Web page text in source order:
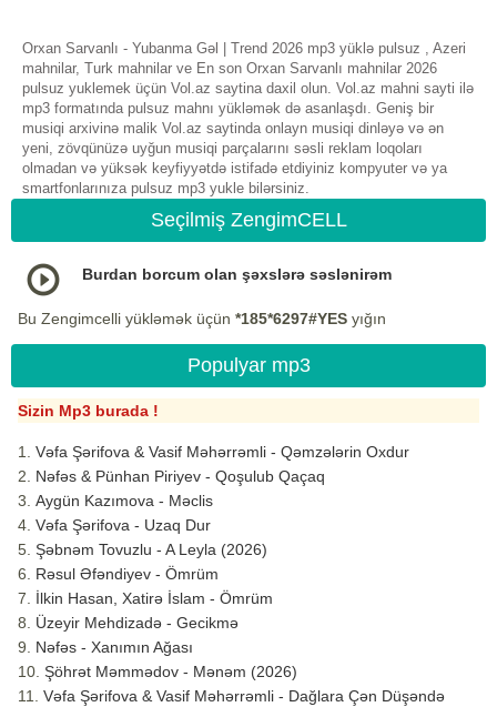
Orxan Sarvanlı - Yubanma Gəl | Trend 2026 mp3 yüklə pulsuz , Azeri
mahnilar, Turk mahnilar ve En son Orxan Sarvanlı mahnilar 2026
pulsuz yuklemek üçün Vol.az saytina daxil olun. Vol.az mahni sayti ilə
mp3 formatında pulsuz mahnı yükləmək də asanlaşdı. Geniş bir
musiqi arxivinə malik Vol.az saytinda onlayn musiqi dinləyə və ən
yeni, zövqünüzə uyğun musiqi parçalarını səsli reklam loqoları
olmadan və yüksək keyfiyyətdə istifadə etdiyiniz kompyuter və ya
smartfonlarınıza pulsuz mp3 yukle bilərsiniz.
Seçilmiş ZengimCELL
Burdan borcum olan şəxslərə səslənirəm
Bu Zengimcelli yükləmək üçün *185*6297#YES yığın
Populyar mp3
Sizin Mp3 burada !
Vəfa Şərifova & Vasif Məhərrəmli - Qəmzələrin Oxdur
Nəfəs & Pünhan Piriyev - Qoşulub Qaçaq
Aygün Kazımova - Məclis
Vəfa Şərifova - Uzaq Dur
Şəbnəm Tovuzlu - A Leyla (2026)
Rəsul Əfəndiyev - Ömrüm
İlkin Hasan, Xatirə İslam - Ömrüm
Üzeyir Mehdizadə - Gecikmə
Nəfəs - Xanımın Ağası
Şöhrət Məmmədov - Mənəm (2026)
Vəfa Şərifova & Vasif Məhərrəmli - Dağlara Çən Düşəndə